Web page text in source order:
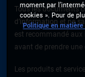
Tous les documents
d’information et ne
est recommandé
avant de prendre
Les produits et
moment par
cookies ». Pour de
Politique en matière